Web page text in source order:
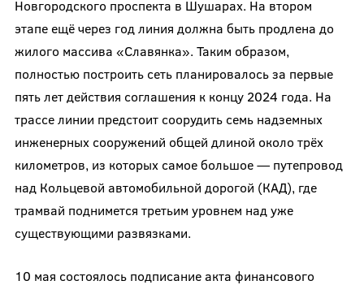
Новгородского проспекта в Шушарах. На втором
этапе ещё через год линия должна быть продлена до
жилого массива «Славянка». Таким образом,
полностью построить сеть планировалось за первые
пять лет действия соглашения к концу 2024 года. На
трассе линии предстоит соорудить семь надземных
инженерных сооружений общей длиной около трёх
километров, из которых самое большое — путепровод
над Кольцевой автомобильной дорогой (КАД), где
трамвай поднимется третьим уровнем над уже
существующими развязками.
10 мая состоялось подписание акта финансового